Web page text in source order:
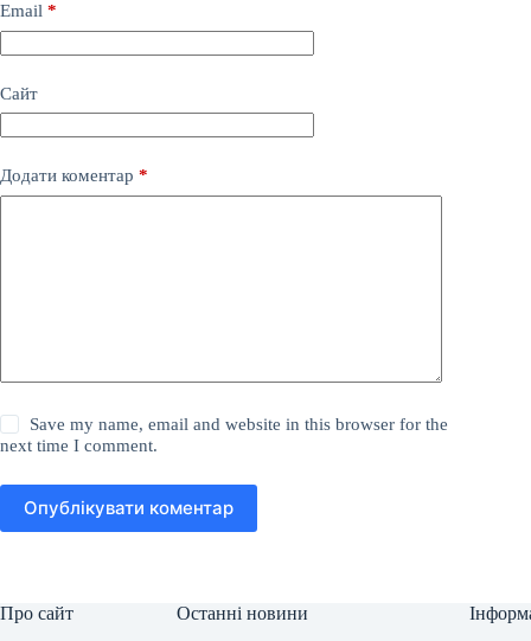
Email *
Сайт
Додати коментар *
Save my name, email and website in this browser for the
next time I comment.
Опублікувати коментар
Про сайт Останні новини